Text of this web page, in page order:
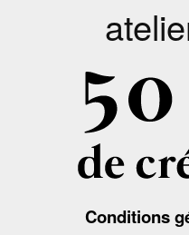
Conditions